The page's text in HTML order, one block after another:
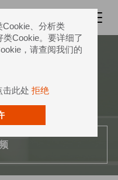
、分析类
Cookie。要详细了
，请查阅我们的
击此处 拒绝